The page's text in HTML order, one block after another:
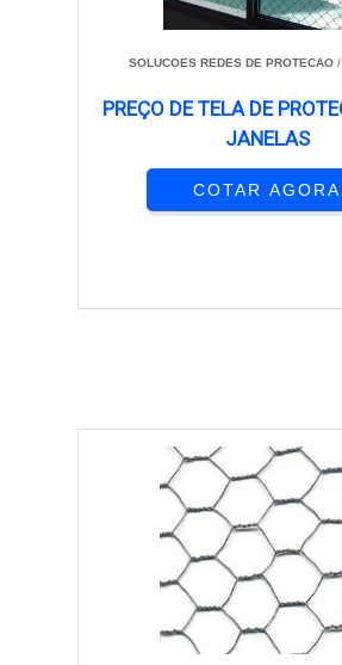
SOLUCOES REDES DE PROTECAO/
PREÇO DE TELA DE
JANELAS
COTAR AGORA